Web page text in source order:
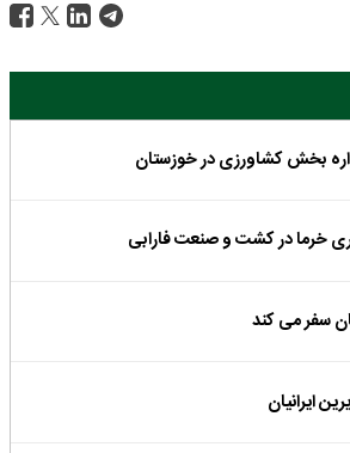
بخش کشاورزی در خوزستان
خرما در کشت و صنعت فارابی
سفر می کند
ایرانیان